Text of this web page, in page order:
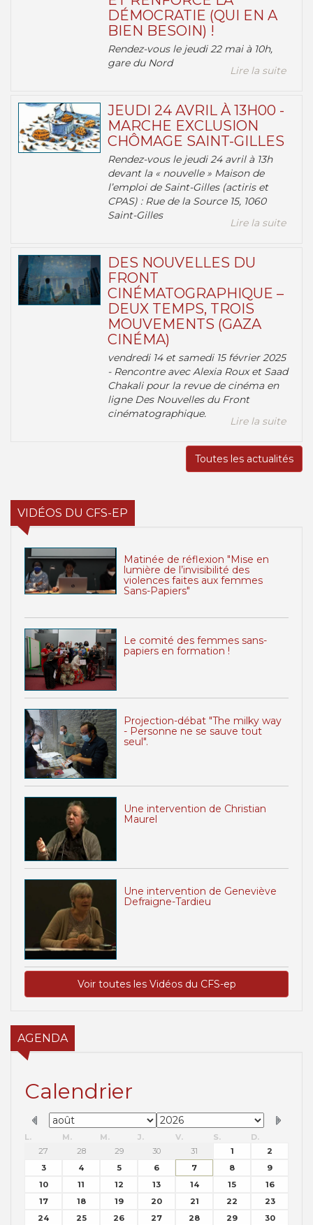
DÉMOCRATIE (QUI EN A
BIEN BESOIN) !
Rendez-vous le jeudi 22 mai à 10h,
gare du Nord
Lire la suite
JEUDI 24 AVRIL À 13H00 -
MARCHE EXCLUSION
CHÔMAGE SAINT-GILLES
Rendez-vous le jeudi 24 avril à 13h
devant la « nouvelle » Maison de
l’emploi de Saint-Gilles (actiris et
CPAS) : Rue de la Source 15, 1060
Saint-Gilles
Lire la suite
DES NOUVELLES DU
FRONT
CINÉMATOGRAPHIQUE –
DEUX TEMPS, TROIS
MOUVEMENTS (GAZA
CINÉMA)
vendredi 14 et samedi 15 février 2025
- Rencontre avec Alexia Roux et Saad
Chakali pour la revue de cinéma en
ligne Des Nouvelles du Front
cinématographique.
Lire la suite
Toutes les actualités
VIDÉOS DU CFS-EP
Matinée de réflexion "Mise en
lumière de l’invisibilité des
violences faites aux femmes
Sans-Papiers"
Le comité des femmes sans-
papiers en formation !
Projection-débat "The milky way
- Personne ne se sauve tout
seul".
Une intervention de Christian
Maurel
Une intervention de Geneviève
Defraigne-Tardieu
Voir toutes les Vidéos du CFS-ep
AGENDA
Calendrier
L. M. M. J. V. S.
D.
27
28 29 30 31 1
2
3
4 5 6 7 8
9
10
11 12 13 14 15
16
17
18 19 20 21 22
23
24
25 26 27 28 29
30